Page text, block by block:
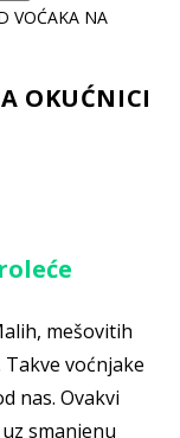
OKUĆNICI
mešovitih
voćnjake
nas. Ovakvi
uz smanjenu